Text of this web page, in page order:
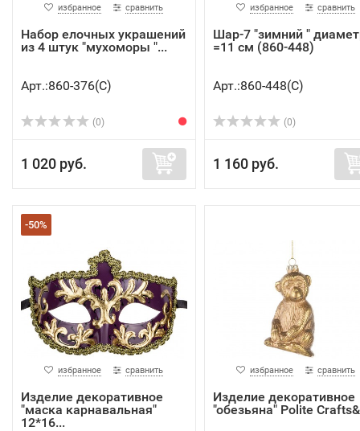
избранное сравнить
Набор елочных украшений
из 4 штук "мухоморы "...
Арт.:860-376(C)
(0)
1 020 руб.
избранное сравнить
Шар-7 "зимний "
=11 см (860-448)
Арт.:860-448(C)
(0)
1 160 руб.
-50%
избранное сравнить
Изделие декоративное
"маска карнавальная"
12*16...
избранное сравнить
Изделие декоративное
"обезьяна" Polite